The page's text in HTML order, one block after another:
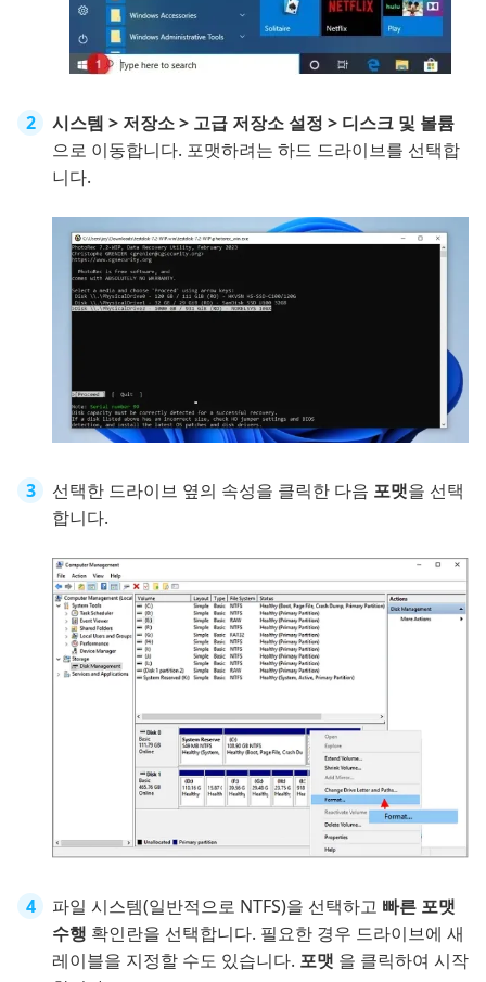
시스템 > 저장소 > 고급 저장소 설정 > 디스크 및 볼륨
으로 이동합니다. 포맷하려는 하드 드라이브를 선택합
니다.
선택한 드라이브 옆의 속성을 클릭한 다음 포맷을 선택
합니다.
파일 시스템(일반적으로 NTFS)을 선택하고 빠른 포맷
수행 확인란을 선택합니다. 필요한 경우 드라이브에 새
레이블을 지정할 수도 있습니다. 포맷 을 클릭하여 시작